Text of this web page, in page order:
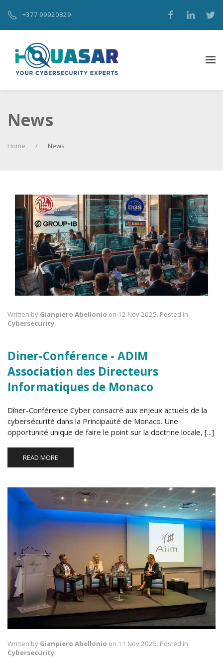
+377 99920829‬
News
Home News
Written by Gianpiero Abellonio on 12 Nov 2025. Posted in
Cybersecurity
Diner-Conférence - ADIM
Association des Directeurs
Informatiques de Monaco
Dîner-Conférence Cyber consacré aux enjeux actuels de la
cybersécurité dans la Principauté de Monaco. Une
opportunité unique de faire le point sur la doctrine locale, [...]
READ MORE
Written by Gianpiero Abellonio on 11 Nov 2025. Posted in
Cybersecurity